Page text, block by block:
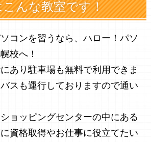
こんな教室です！
コンを習うなら、ハロー！パソ
校へ！
あり駐車場も無料で利用できま
スも運行しておりますので通い
ョッピングセンターの中にある
資格取得やお仕事に役立てたい